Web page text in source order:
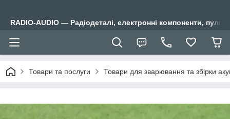
RADIO-AUDIO — Радіодеталі, електронні компоненти,
Товари та послуги Товари для зварювання та збірки